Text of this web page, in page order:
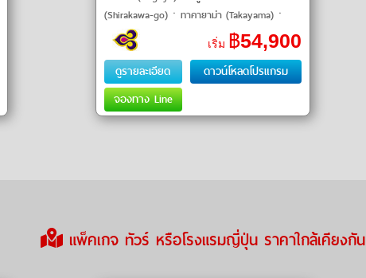
(Shirakawa-go)ㆍทาคายาม่า (Takayama)ㆍ
เมืองเก่าทาคายาม่า (Takayama Old Town)ㆍ
สะพานนากะบาชิ (Nakabashi Bridge)ㆍอินุ�
เริ่ม ฿54,900
ดูรายละเอียด
ดาวน์โหลดโปรแกรม
จองทาง Line
แพ็คเกจ ทัวร์ หรือโรงแรมญี่ปุ่น ราคาใกล้เคียงกัน